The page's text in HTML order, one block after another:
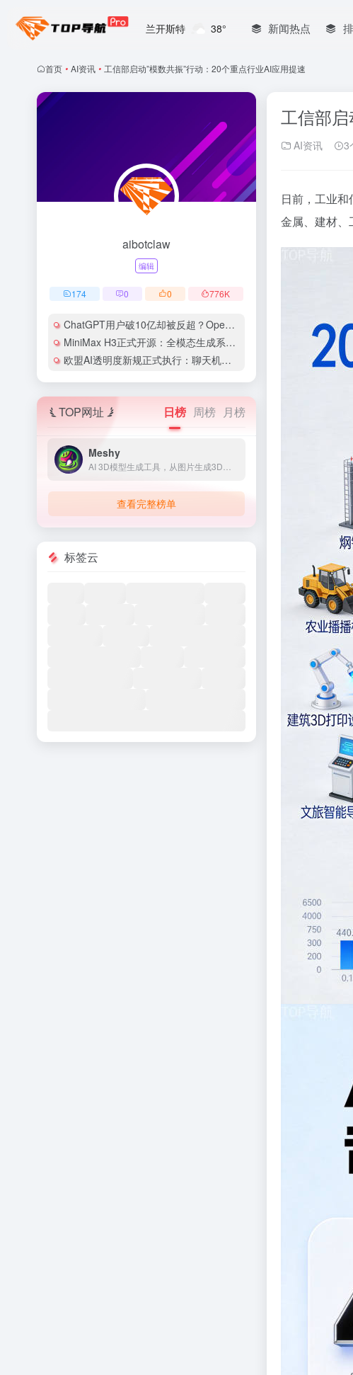
兰开斯特 38° 新闻热点
首页 • AI资讯 • 工信部启动”模数共振”行动：20个重点行业AI应用提速
工信部
AI资讯 3
日前，工业
金属、建材、
aibotclaw
编辑
174 0 0 776K
ChatGPT用户破10亿却被反超？OpenAI和Anthropic的竞争格局彻底变了
MiniMax H3正式开源：全模态生成系统首次开放权重，2K视频配价格仅为同类1/3
欧盟AI透明度新规正式执行：聊天机器人必须亮明身份，违规罚款最高1500万欧元
TOP网址 日榜 周榜 月榜
Meshy
查看完整榜单
标签云